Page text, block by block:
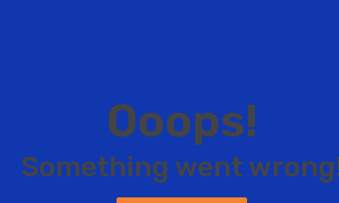
Ooops!
Something went wrong